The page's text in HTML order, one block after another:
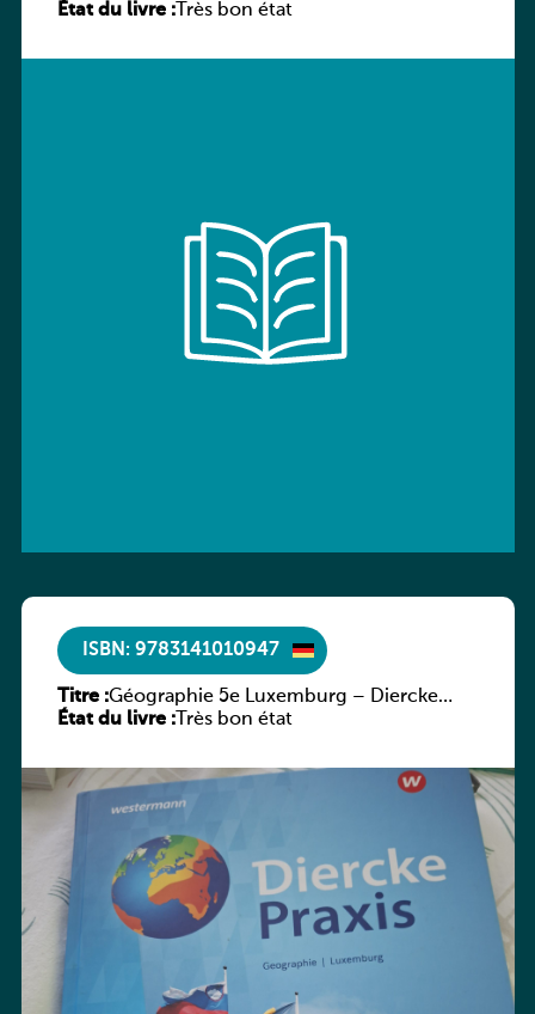
État du livre :Très bon état
ISBN: 9783141010947
Titre :Géographie 5e Luxemburg – Diercke
Praxis
État du livre :Très bon état